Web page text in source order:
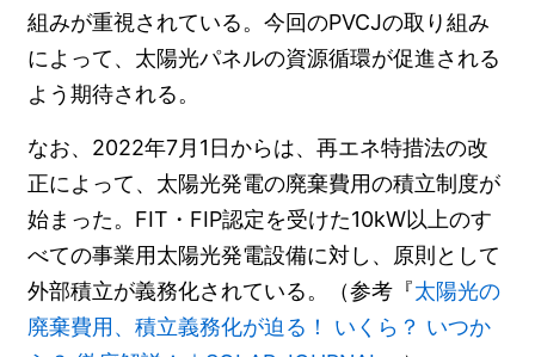
組みが重視されている。今回のPVCJの取り組み
によって、太陽光パネルの資源循環が促進される
よう期待される。
なお、2022年7月1日からは、再エネ特措法の改
正によって、太陽光発電の廃棄費用の積立制度が
始まった。FIT・FIP認定を受けた10kW以上のす
べての事業用太陽光発電設備に対し、原則として
外部積立が義務化されている。（参考『太陽光の
廃棄費用、積立義務化が迫る！ いくら？ いつか